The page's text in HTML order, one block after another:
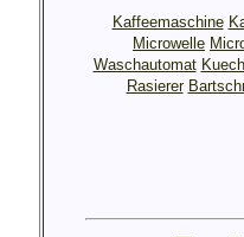
Kaffeemaschine
Microwelle
Waschautomat
Rasierer